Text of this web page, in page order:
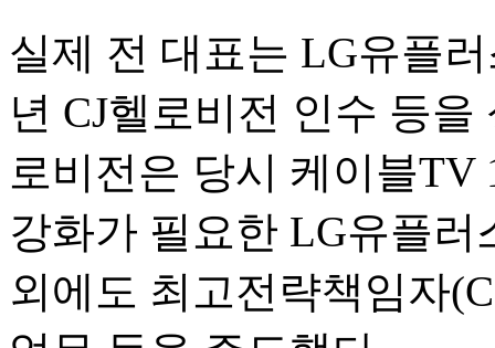
실제 전 대표는 LG유플
년 CJ헬로비전 인수 등
로비전은 당시 케이블TV
강화가 필요한 LG유플
외에도 최고전략책임자